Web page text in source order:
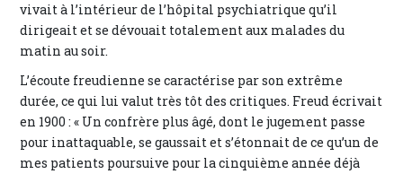
vivait à l’intérieur de l’hôpital psychiatrique qu’il
dirigeait et se dévouait totalement aux malades du
matin au soir.
L’écoute freudienne se caractérise par son extrême
durée, ce qui lui valut très tôt des critiques. Freud écrivait
en 1900 : « Un confrère plus âgé, dont le jugement passe
pour inattaquable, se gaussait et s’étonnait de ce qu’un de
mes patients poursuive pour la cinquième année déjà